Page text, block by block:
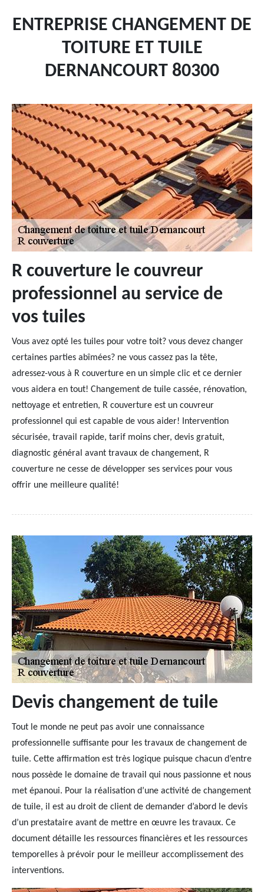
ENTREPRISE CHANGEMENT DE
TOITURE ET TUILE
DERNANCOURT 80300
R couverture le couvreur
professionnel au service de
vos tuiles
Vous avez opté les tuiles pour votre toit? vous devez changer
certaines parties abîmées? ne vous cassez pas la tête,
adressez-vous à R couverture en un simple clic et ce dernier
vous aidera en tout! Changement de tuile cassée, rénovation,
nettoyage et entretien, R couverture est un couvreur
professionnel qui est capable de vous aider! Intervention
sécurisée, travail rapide, tarif moins cher, devis gratuit,
diagnostic général avant travaux de changement, R
couverture ne cesse de développer ses services pour vous
offrir une meilleure qualité!
Devis changement de tuile
Tout le monde ne peut pas avoir une connaissance
professionnelle suffisante pour les travaux de changement de
tuile. Cette affirmation est très logique puisque chacun d’entre
nous possède le domaine de travail qui nous passionne et nous
met épanoui. Pour la réalisation d’une activité de changement
de tuile, il est au droit de client de demander d’abord le devis
d’un prestataire avant de mettre en œuvre les travaux. Ce
document détaille les ressources financières et les ressources
temporelles à prévoir pour le meilleur accomplissement des
interventions.